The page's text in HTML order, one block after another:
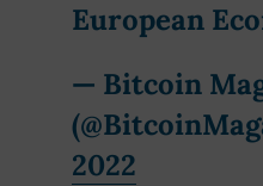
European
— Bitcoin
2022